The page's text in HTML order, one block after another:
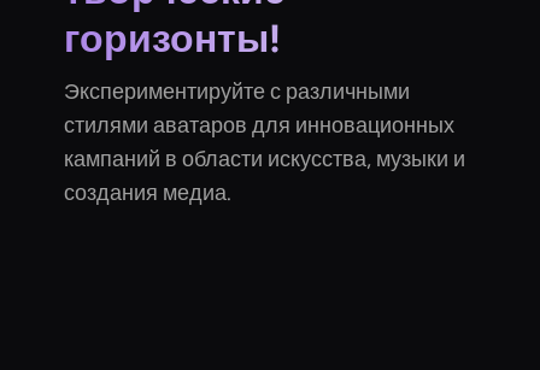
горизонты!
Экспериментируйте с различными
стилями аватаров для инновационных
кампаний в области искусства, музыки и
создания медиа.